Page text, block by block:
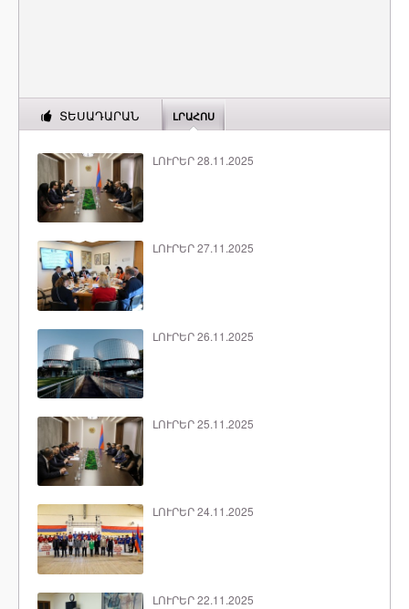
ՏԵՍԱԴԱՐԱՆ ԼՐԱՀՈՍ
ԼՈՒՐԵՐ 28.11.2025
ԼՈՒՐԵՐ 27.11.2025
ԼՈՒՐԵՐ 26.11.2025
ԼՈՒՐԵՐ 25.11.2025
ԼՈՒՐԵՐ 24.11.2025
ԼՈՒՐԵՐ 22.11.2025